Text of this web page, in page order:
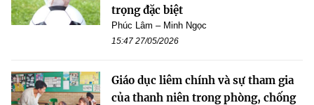
trọng đặc biệt
Phúc Lâm – Minh Ngọc
15:47 27/05/2026
Giáo dục liêm chính và sự tham gia
của thanh niên trong phòng, chống